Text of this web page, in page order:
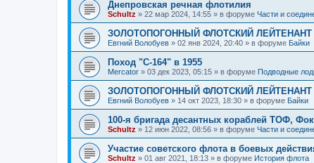
Днепровская речная флотилия
Schultz » 22 мар 2024, 14:55 » в форуме Части и
ЗОЛОТОПОГОННЫЙ ФЛОТСКИЙ ЛЕЙТЕНАНТ
Евгний Волобуев » 02 янв 2024, 20:40 » в форуме Байки
Поход "С-164" в 1955
Mercator » 03 дек 2023, 05:15 » в форуме Подводные
ЗОЛОТОПОГОННЫЙ ФЛОТСКИЙ ЛЕЙТЕНАНТ
Евгний Волобуев » 14 окт 2023, 18:30 » в форуме Байки
100-я бригада десантных кораблей ТОФ,
Schultz » 12 июн 2022, 08:56 » в форуме Части и
Участие советского флота в боевых
Schultz » 01 авг 2021, 18:13 » в форуме История флота